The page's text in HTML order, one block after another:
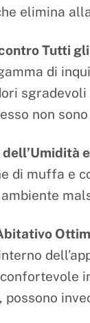
elimina
Tutti
di
non
dell’Umidità
di muffa e
possono